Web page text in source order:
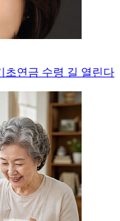
초연금 수령 길 열린다